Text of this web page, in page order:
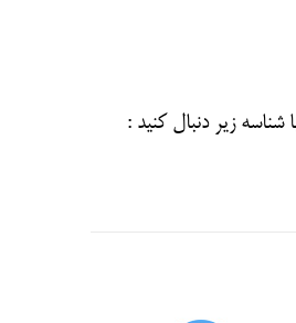
شناسه زیردنبال کنید :